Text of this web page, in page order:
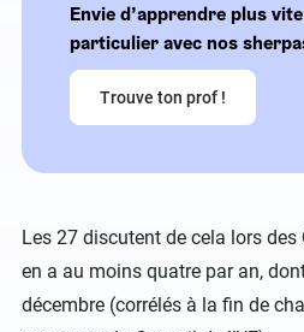
Envie d’apprendre plus
particulier avec nos
Trouve ton prof !
Les 27 discutent de cela lors
en a au moins quatre par an,
décembre (corrélés à la fin de